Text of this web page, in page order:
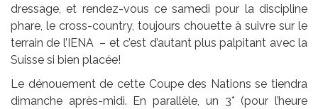
dressage, et rendez-vous ce samedi pour la discipline
phare, le cross-country, toujours chouette à suivre sur le
terrain de l’IENA – et c’est d’autant plus palpitant avec la
Suisse si bien placée!
Le dénouement de cette Coupe des Nations se tiendra
dimanche après-midi. En parallèle, un 3* (pour l’heure